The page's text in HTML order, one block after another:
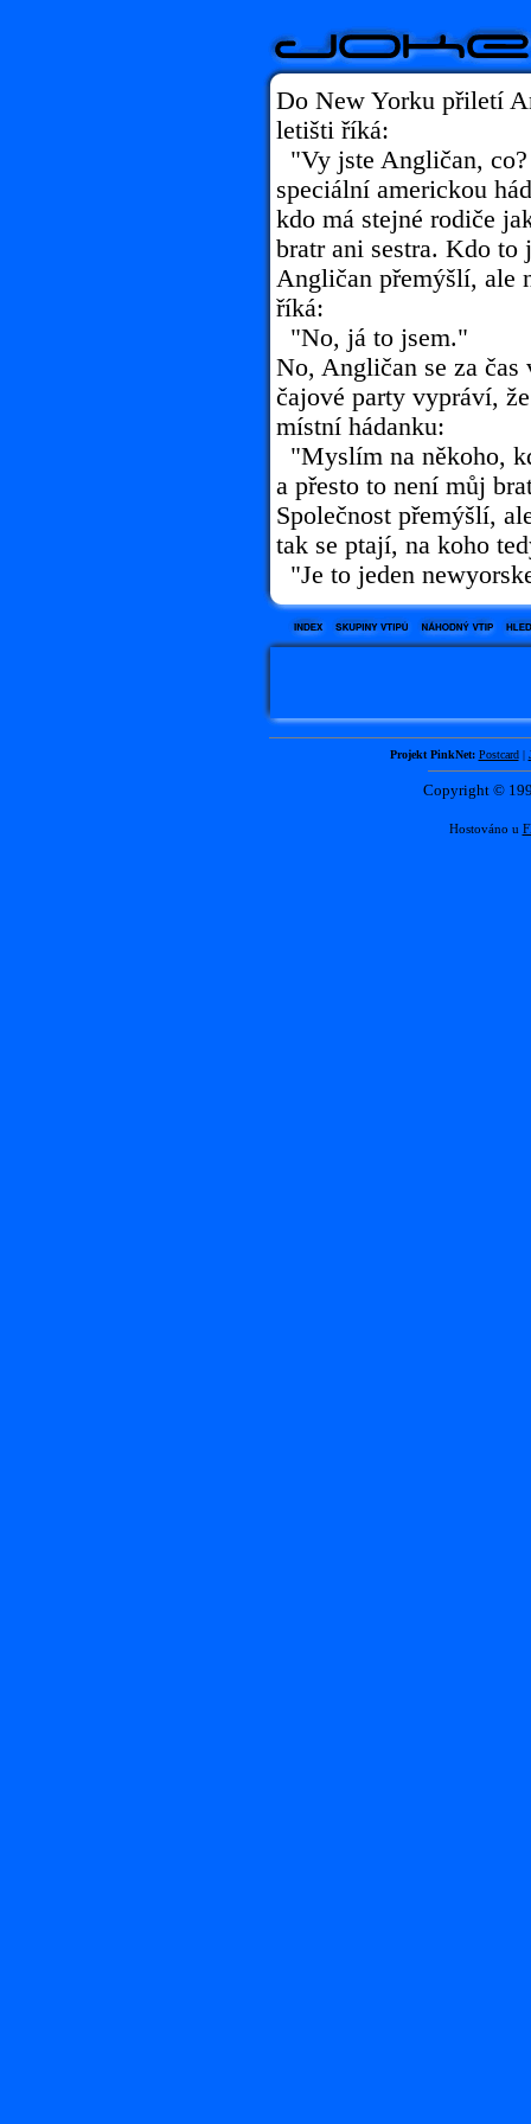
Do New Yorku přiletí
letišti říká:
"Vy jste Angličan,
speciální americkou
kdo má stejné rodiče
bratr ani sestra. Kdo to
Angličan přemýšlí, ale
říká:
"No, já to jsem."
No, Angličan se za čas
čajové party vypráví,
místní hádanku:
"Myslím na někoho,
a přesto to není můj
Společnost přemýšlí,
tak se ptají, na koho
"Je to jeden
Projekt PinkNet: Postcard|
Copyright ©
Hostováno u